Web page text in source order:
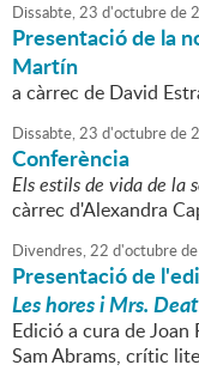
Dissabte,23 d'octubrede
Presentació de la
Martín
a càrrec de David
Dissabte,23 d'octubrede
Conferència
Els estils de vida de la
càrrec d'Alexandra
Divendres,22 d'octubrede
Presentació de
Les hores i Mrs.
Edició a cura de Joan
Sam Abrams, crític